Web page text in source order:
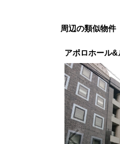
周辺の類似物件